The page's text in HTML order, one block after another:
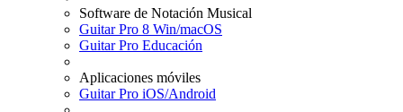
Software de Notación Musical
Guitar Pro 8 Win/macOS
Guitar Pro Educación
Aplicaciones móviles
Guitar Pro iOS/Android